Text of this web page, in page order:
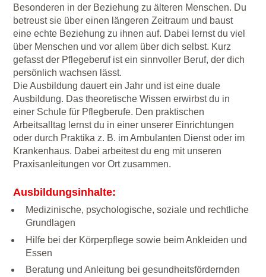
Besonderen in der Beziehung zu älteren Menschen. Du
betreust sie über einen längeren Zeitraum und baust
eine echte Beziehung zu ihnen auf. Dabei lernst du viel
über Menschen und vor allem über dich selbst. Kurz
gefasst der Pflegeberuf ist ein sinnvoller Beruf, der dich
persönlich wachsen lässt.
Die Ausbildung dauert ein Jahr und ist eine duale
Ausbildung. Das theoretische Wissen erwirbst du in
einer Schule für Pflegberufe. Den praktischen
Arbeitsalltag lernst du in einer unserer Einrichtungen
oder durch Praktika z. B. im Ambulanten Dienst oder im
Krankenhaus. Dabei arbeitest du eng mit unseren
Praxisanleitungen vor Ort zusammen.
Ausbildungsinhalte:
Medizinische, psychologische, soziale und rechtliche
Grundlagen
Hilfe bei der Körperpflege sowie beim Ankleiden und
Essen
Beratung und Anleitung bei gesundheitsfördernden